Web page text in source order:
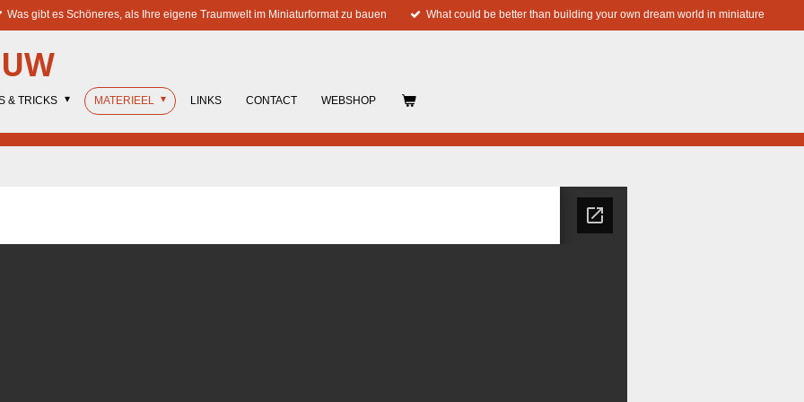
Was gibt es Schöneres, als Ihre eigene Traumwelt im Miniaturformat zu bauen What could be better than building your own dream world in miniature
& TRICKS MATERIEEL LINKS CONTACT WEBSHOP